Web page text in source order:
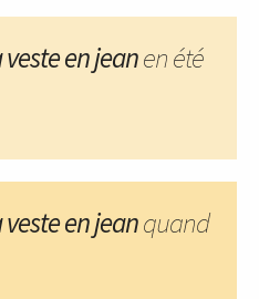
en jeanen été
en jeanquand